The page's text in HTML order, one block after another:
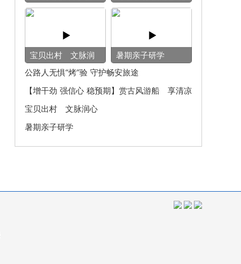
守护畅安旅途
预期】赏古风游
宝贝出村 文脉润
心
暑期亲子研学
公路人无惧“烤”验 守护畅安旅途
【增干劲 强信心 稳预期】赏古风游船 享清凉
之旅
宝贝出村 文脉润心
暑期亲子研学